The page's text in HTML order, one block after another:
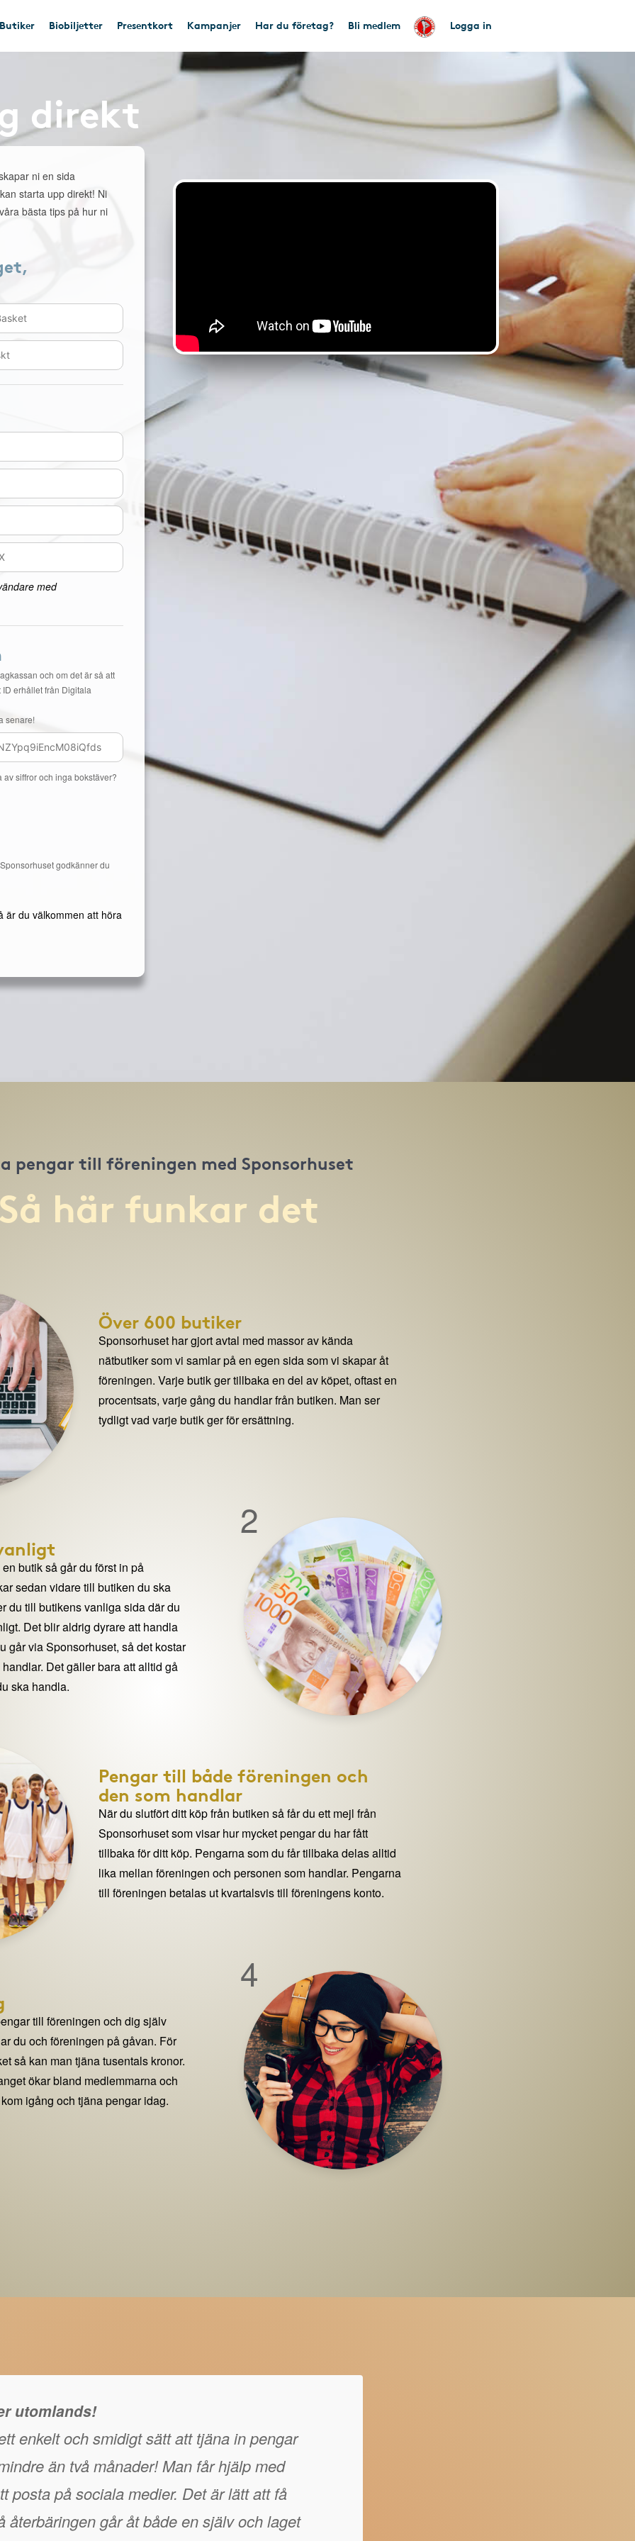
Butiker Biobiljetter Presentkort Kampanjer Har du företag? Bli medlem Logga in
direkt
ni en sida
starta upp direkt! Ni
bästa tips på hur ni
med
och om det är så att
erhållet från Digitala
senare!
siffror och inga bokstäver?
godkänner du
är du välkommen att höra
pengar till föreningen med Sponsorhuset
här funkar det
Över 600 butiker
Sponsorhuset har gjort avtal med massor av kända
nätbutiker som vi samlar på en egen sida som vi skapar åt
föreningen. Varje butik ger tillbaka en del av köpet, oftast en
procentsats, varje gång du handlar från butiken. Man ser
tydligt vad varje butik ger för ersättning.
2
butik så går du först in på
sedan vidare till butiken du ska
du till butikens vanliga sida där du
Det blir aldrig dyrare att handla
går via Sponsorhuset, så det kostar
Det gäller bara att alltid gå
ska handla.
Pengar till både föreningen och
den som handlar
När du slutfört ditt köp från butiken så får du ett mejl från
Sponsorhuset som visar hur mycket pengar du har fått
tillbaka för ditt köp. Pengarna som du får tillbaka delas alltid
lika mellan föreningen och personen som handlar. Pengarna
till föreningen betalas ut kvartalsvis till föreningens konto.
4
till föreningen och dig själv
du och föreningen på gåvan. För
så kan man tjäna tusentals kronor.
ökar bland medlemmarna och
igång och tjäna pengar idag.
utomlands!
enkelt och smidigt sätt att tjäna in pengar
än två månader! Man får hjälp med
posta på sociala medier. Det är lätt att få
återbäringen går åt både en själv och laget